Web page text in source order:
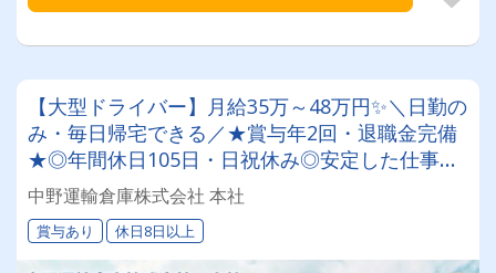
【大型ドライバー】月給35万～48万円✨＼日勤の
み・毎日帰宅できる／★賞与年2回・退職金完備
★◎年間休日105日・日祝休み◎安定した仕事量
◎最長勤続33年！定着率バツグンの温かい環境で
働けます！
中野運輸倉庫株式会社 本社
賞与あり 休日8日以上